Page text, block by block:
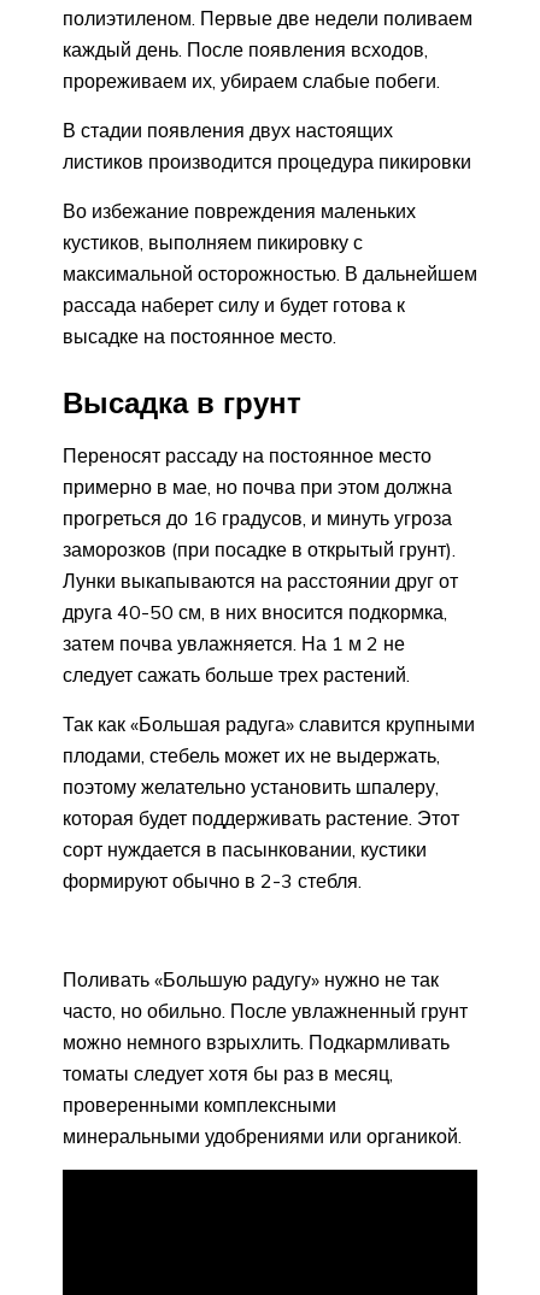
полиэтиленом. Первые две недели поливаем
каждый день. После появления всходов,
прореживаем их, убираем слабые побеги.
В стадии появления двух настоящих
листиков производится процедура пикировки
Во избежание повреждения маленьких
кустиков, выполняем пикировку с
максимальной осторожностью. В дальнейшем
рассада наберет силу и будет готова к
высадке на постоянное место.
Высадка в грунт
Переносят рассаду на постоянное место
примерно в мае, но почва при этом должна
прогреться до 16 градусов, и минуть угроза
заморозков (при посадке в открытый грунт).
Лунки выкапываются на расстоянии друг от
друга 40-50 см, в них вносится подкормка,
затем почва увлажняется. На 1 м 2 не
следует сажать больше трех растений.
Так как «Большая радуга» славится крупными
плодами, стебель может их не выдержать,
поэтому желательно установить шпалеру,
которая будет поддерживать растение. Этот
сорт нуждается в пасынковании, кустики
формируют обычно в 2-3 стебля.
Поливать «Большую радугу» нужно не так
часто, но обильно. После увлажненный грунт
можно немного взрыхлить. Подкармливать
томаты следует хотя бы раз в месяц,
проверенными комплексными
минеральными удобрениями или органикой.